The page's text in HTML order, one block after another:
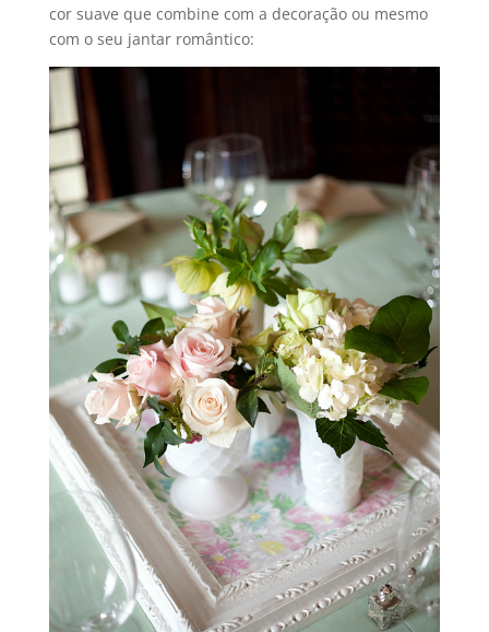
cor suave que combine com a decoração ou mesmo
com o seu jantar romântico: